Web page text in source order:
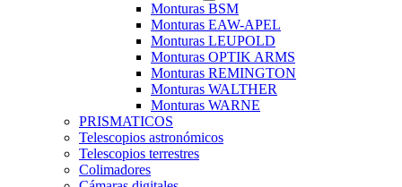
Monturas BSM
Monturas EAW-APEL
Monturas LEUPOLD
Monturas OPTIK ARMS
Monturas REMINGTON
Monturas WALTHER
Monturas WARNE
PRISMATICOS
Telescopios astronómicos
Telescopios terrestres
Colimadores